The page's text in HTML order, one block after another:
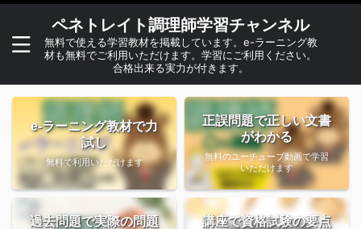
ペネトレイト調理師学習チャンネル
無料で使える学習教材を掲載しています。e-ラーニング教
材も無料でご利用いただけます。学習にご利用ください。
合格出来る実力が付きます。
e-ラーニング教材で力
試し
無料で利用いただけます
正誤問題で正しい文書
がわかる
無料のユーチューブ動画で学習
いただけます
過去問題で実際の問題
講座で資格試験の要点